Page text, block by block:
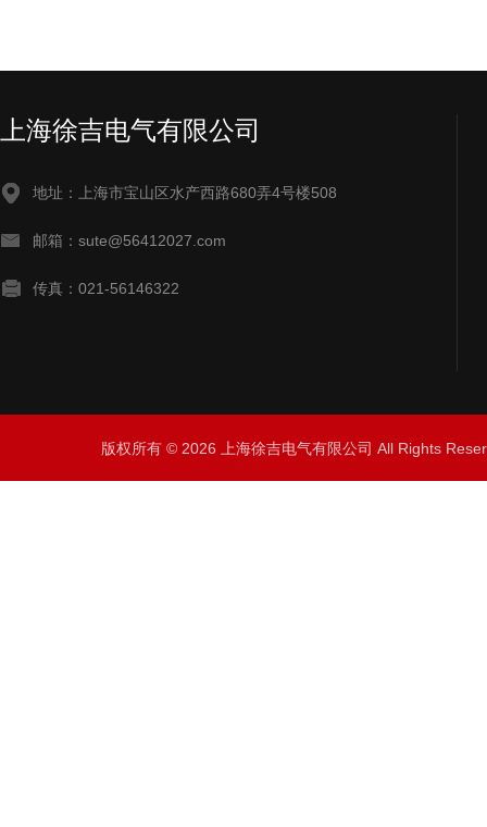
上海徐吉电气有限公司
地址：上海市宝山区水产西路680弄4号楼508
邮箱：sute@56412027.com
传真：021-56146322
版权所有 © 2026 上海徐吉电气有限公司 All Rights